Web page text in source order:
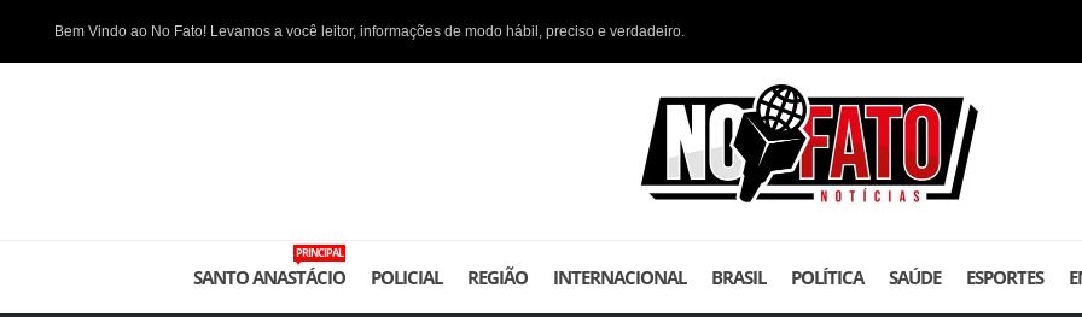
Bem Vindo ao No Fato! Levamos a você leitor, informações de modo hábil, preciso e verdadeiro.
SANTO ANASTÁCIO
PRINCIPAL
POLICIAL REGIÃO INTERNACIONAL BRASIL POLÍTICA SAÚDE ESPORTES